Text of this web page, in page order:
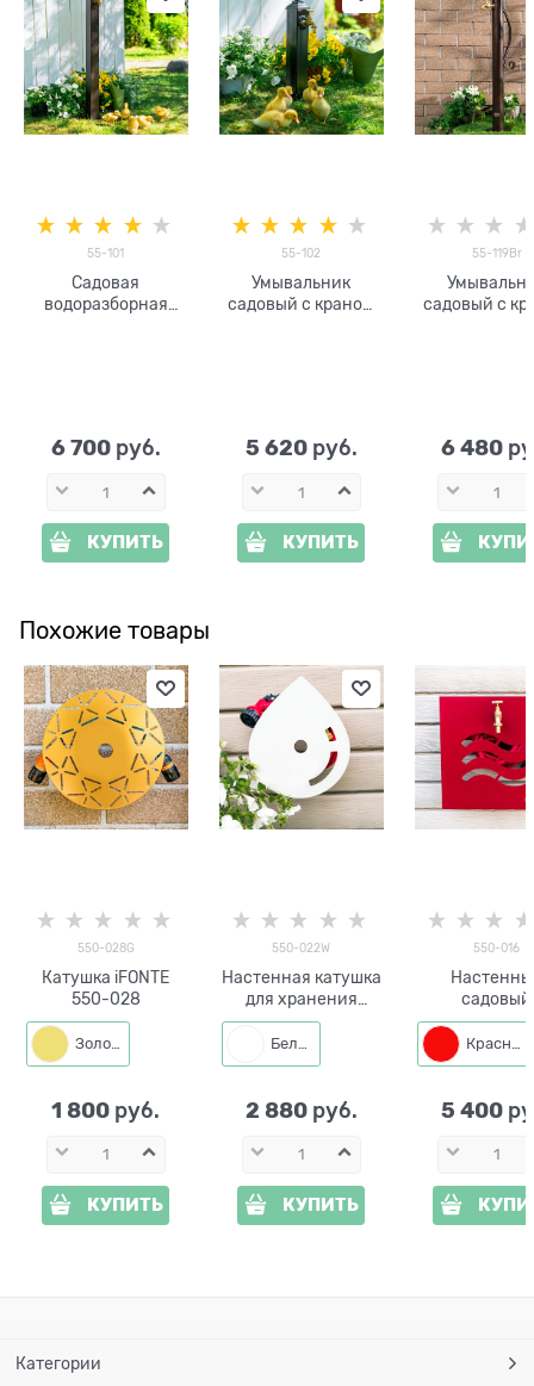
55-101
Садовая
водоразборная
6 700 руб.
КУПИТЬ
55-102
Умывальник
садовый с краном
5 620 руб.
КУПИТЬ
55-119Br
садовый с
6 480
Похожие товары
550-028G
Катушка iFONTE
550-028
Золото
1 800 руб.
КУПИТЬ
550-022W
Настенная катушка
для хранения
поливочного
шланга iFONTE-550-
022
Белый
2 880 руб.
КУПИТЬ
550-016
садовый
шланга
Красный
5 400
Категории